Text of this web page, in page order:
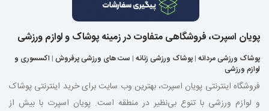
پویان اسپرت، فروشگاهی متفاوت در زمینه پوشاک و لوازم ورزشی
پوشاک ورزشی مردانه | پوشاک ورزشی زنانه | ست های ورزشی پرفروش | اکسسوری و
لوازم ورزشی
فروشگاه اینترنتی پویان اسپرت، بهترین وب سایت برای خرید اینترنتی پوشاک
و لوازم ورزشی با تنوع بی‌نظیر در منطقه است. پویان اسپرت با بیش از